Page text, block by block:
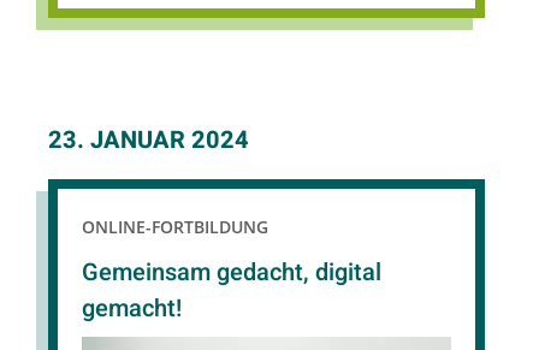
23. JANUAR 2024
ONLINE-FORTBILDUNG
Gemeinsam gedacht, digital
gemacht!